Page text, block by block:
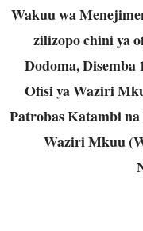
Wakuu wa
zilizopo chini ya
Dodoma,
Ofisi ya Waziri
Patrobas Katambi
Waziri Mkuu